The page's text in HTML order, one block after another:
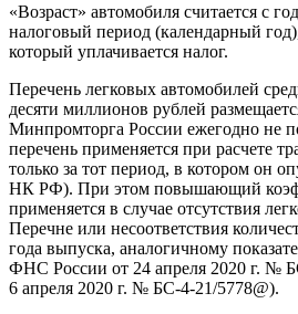
«Возраст» автомобиля считается с
налоговый период (календарный
который уплачивается налог.
Перечень легковых автомобилей
десяти миллионов рублей
Минпромторга России ежегодно не
перечень применяется при расчете
только за тот период, в котором он
НК РФ). При этом повышающий
применяется в случае отсутствия
Перечне или несоответствия
года выпуска, аналогичному
ФНС России от 24 апреля 2020 г. №
6 апреля 2020 г. № БС-4-21/5778@).